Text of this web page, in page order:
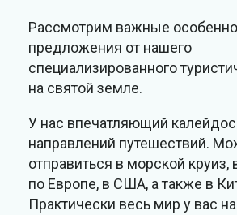
Рассмотрим важные
предложения от нашего
специализированного
на святой земле.
У нас впечатляющий
направлений путешествий.
отправиться в морской круиз,
по Европе, в США, а также в
Практически весь мир у вас